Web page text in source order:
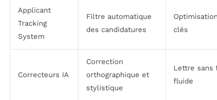
Applicant
Tracking
System
Filtre automatique
des candidatures
clés
Correcteurs IA
Correction
orthographique et
stylistique
Lettre sans
fluide